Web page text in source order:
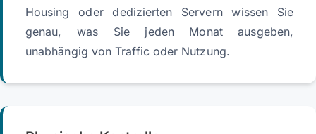
Housing oder dedizierten Servern wissen Sie
genau, was Sie jeden Monat ausgeben,
unabhängig von Traffic oder Nutzung.